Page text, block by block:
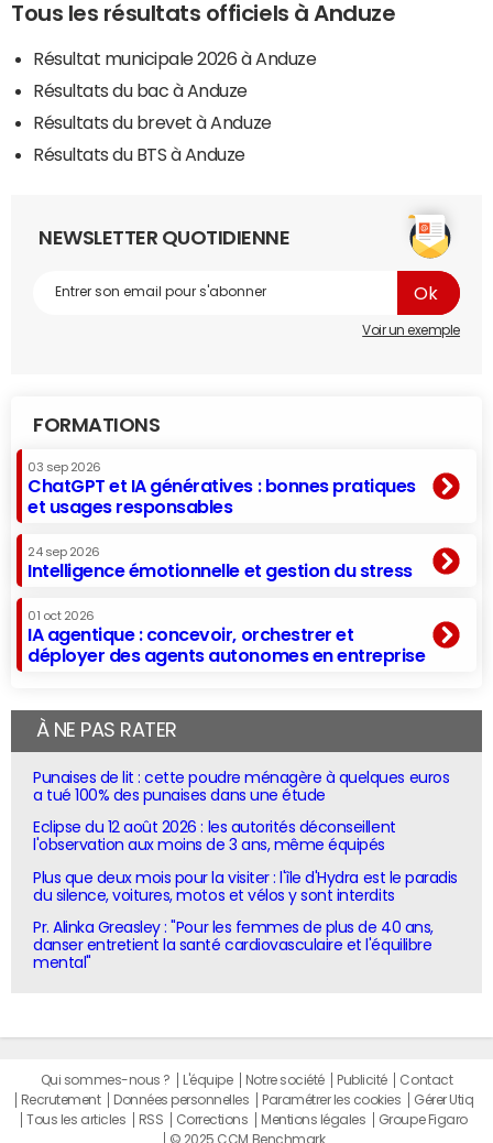
Tous les résultats officiels à Anduze
Résultat municipale 2026 à Anduze
Résultats du bac à Anduze
Résultats du brevet à Anduze
Résultats du BTS à Anduze
NEWSLETTER QUOTIDIENNE
Voir un exemple
FORMATIONS
03 sep 2026
ChatGPT et IA génératives : bonnes pratiques
et usages responsables
24 sep 2026
Intelligence émotionnelle et gestion du stress
01 oct 2026
IA agentique : concevoir, orchestrer et
déployer des agents autonomes en entreprise
À NE PAS RATER
Punaises de lit : cette poudre ménagère à quelques euros
a tué 100% des punaises dans une étude
Eclipse du 12 août 2026 : les autorités déconseillent
l'observation aux moins de 3 ans, même équipés
Plus que deux mois pour la visiter : l'île d'Hydra est le paradis
du silence, voitures, motos et vélos y sont interdits
Pr. Alinka Greasley : "Pour les femmes de plus de 40 ans,
danser entretient la santé cardiovasculaire et l'équilibre
mental"
Qui sommes-nous ? L'équipe Notre société Publicité
Contact
Recrutement
Données personnelles Paramétrer les cookies
Gérer Utiq
Tous les articles
RSS Corrections Mentions légales
Groupe Figaro
© 2025 CCM Benchmark